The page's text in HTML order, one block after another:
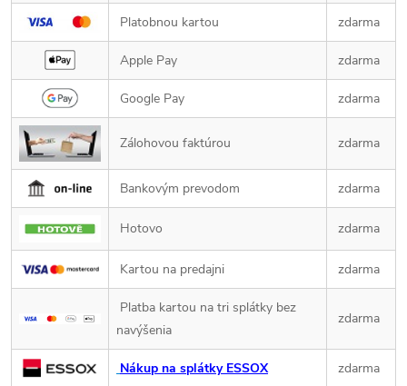
Platobnou kartou zdarma
Apple Pay zdarma
Google Pay zdarma
Zálohovou faktúrou zdarma
Bankovým prevodom zdarma
Hotovo zdarma
Kartou na predajni zdarma
Platba kartou na tri splátky bez
navýšenia
zdarma
Nákup na splátky ESSOX zdarma